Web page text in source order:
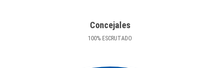
Concejales
100% ESCRUTADO